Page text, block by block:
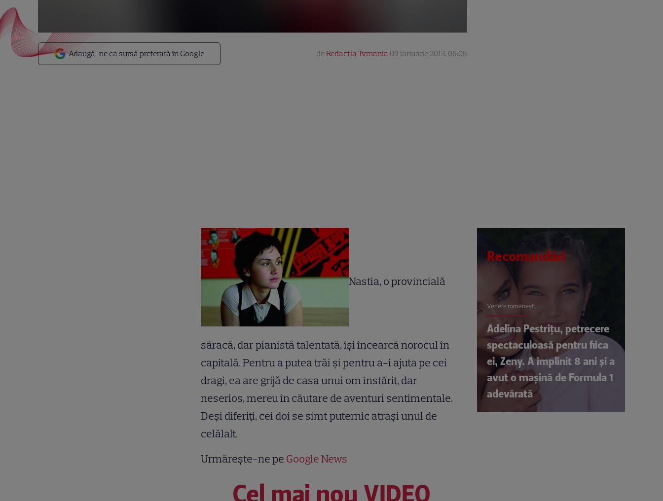
Adaugă-ne ca sursă preferată în Google deRedactia Tvmania 09 ianuarie 2013, 06:05
Nastia, o provincială
săracă, dar pianistă talentată, îşi încearcă norocul în
capitală. Pentru a putea trăi şi pentru a-i ajuta pe cei
dragi, ea are grijă de casa unui om înstărit, dar
neserios, mereu în căutare de aventuri sentimentale.
Deşi diferiţi, cei doi se simt puternic atraşi unul de
celălalt.
Urmărește-ne pe Google News
Cel mai nou VIDEO
Recomandări
Vedete româneşti
Adelina Pestrițu, petrecere
spectaculoasă pentru fiica
ei, Zeny. A împlinit 8 ani și a
avut o mașină de Formula 1
adevărată